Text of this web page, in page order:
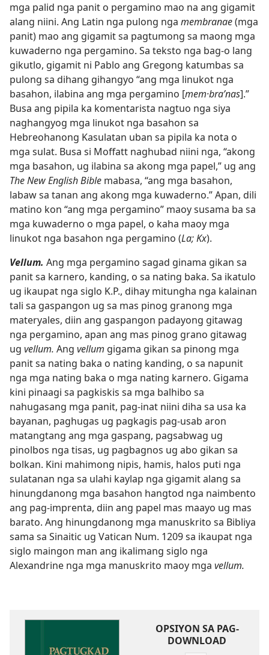
mga palid nga panit o pergamino mao na ang gigamit
alang niini. Ang Latin nga pulong nga membranae(mga
panit) mao ang gigamit sa pagtumong sa maong mga
kuwaderno nga pergamino. Sa teksto nga bag-o lang
gikutlo, gigamit ni Pablo ang Gregong katumbas sa
pulong sa dihang gihangyo “ang mga linukot nga
basahon, ilabina ang mga pergamino [mem·braʹnas].”
Busa ang pipila ka komentarista nagtuo nga siya
naghangyog mga linukot nga basahon sa
Hebreohanong Kasulatan uban sa pipila ka nota o
mga sulat. Busa si Moffatt naghubad niini nga, “akong
mga basahon, ug ilabina sa akong mga papel,” ug ang
The New English Bible mabasa, “ang mga basahon,
labaw sa tanan ang akong mga kuwaderno.” Apan, dili
matino kon “ang mga pergamino” maoy susama ba sa
mga kuwaderno o mga papel, o kaha maoy mga
linukot nga basahon nga pergamino (La; Kx).
Vellum. Ang mga pergamino sagad ginama gikan sa
panit sa karnero, kanding, o sa nating baka. Sa ikatulo
ug ikaupat nga siglo K.P., dihay mitungha nga kalainan
tali sa gaspangon ug sa mas pinog granong mga
materyales, diin ang gaspangon padayong gitawag
nga pergamino, apan ang mas pinog grano gitawag
ug vellum. Ang vellum gigama gikan sa pinong mga
panit sa nating baka o nating kanding, o sa napunit
nga mga nating baka o mga nating karnero. Gigama
kini pinaagi sa pagkiskis sa mga balhibo sa
nahugasang mga panit, pag-inat niini diha sa usa ka
bayanan, paghugas ug pagkagis pag-usab aron
matangtang ang mga gaspang, pagsabwag ug
pinolbos nga tisas, ug pagbagnos ug abo gikan sa
bolkan. Kini mahimong nipis, hamis, halos puti nga
sulatanan nga sa ulahi kaylap nga gigamit alang sa
hinungdanong mga basahon hangtod nga naimbento
ang pag-imprenta, diin ang papel mas maayo ug mas
barato. Ang hinungdanong mga manuskrito sa Bibliya
sama sa Sinaitic ug Vatican Num. 1209 sa ikaupat nga
siglo maingon man ang ikalimang siglo nga
Alexandrine nga mga manuskrito maoy mga vellum.
OPSIYON SA PAG-
DOWNLOAD